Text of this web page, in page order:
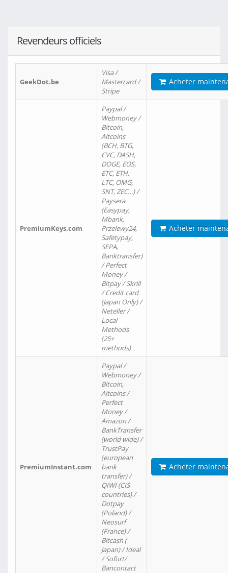
Revendeurs officiels
GeekDot.be
Visa /
Mastercard /
Stripe
Acheter
PremiumKeys.com
Paypal /
Webmoney /
Bitcoin,
Altcoins
(BCH, BTG,
CVC, DASH,
DOGE, EOS,
ETC, ETH,
LTC, OMG,
SNT, ZEC…) /
Paysera
(Easypay,
Mbank,
Przelewy24,
Safetypay,
SEPA,
Banktransfer)
/ Perfect
Money /
Bitpay / Skrill
/ Credit card
(Japan Only) /
Neteller /
Local
Methods
(25+
methods)
Acheter
PremiumInstant.com
Paypal /
Webmoney /
Bitcoin,
Altcoins /
Perfect
Money /
Amazon /
BankTransfer
(world wide) /
TrustPay
(european
bank
transfer) /
QIWI (CIS
countries) /
Dotpay
(Poland) /
Neosurf
(France) /
Bitcash (
Japan) / Ideal
/ Sofort/
Bancontact
Acheter